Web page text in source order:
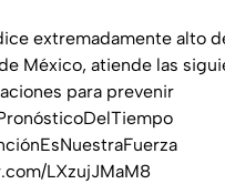
extremadamente alto
México, atiende las
para prevenir
LXzujJMaM8